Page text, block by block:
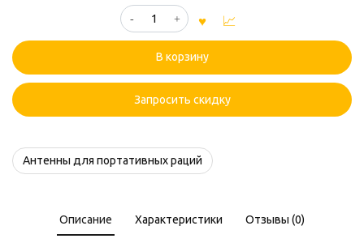
Количество
товара
AN-
23/24/301H/PNU-
01
В корзину
Запросить скидку
Антенны для портативных раций
Описание Характеристики Отзывы (0)